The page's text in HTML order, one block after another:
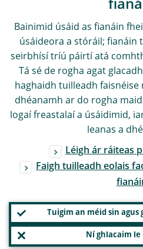
Bainimid úsáid as fianáin
úsáideora a stóráil; fianáin
seirbhísí tríú páirtí atá
Tá sé de rogha agat
haghaidh tuilleadh
dhéanamh ar do rogha
logaí freastalaí a úsáidimid,
leanas a
Léigh ár ráiteas
Faigh tuilleadh eolais
Tuigim an méid sin agus
Ní ghlacaim